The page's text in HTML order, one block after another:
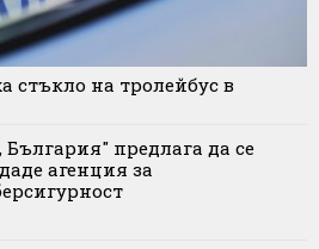
стъкло на тролейбус в
България" предлага да се
агенция за